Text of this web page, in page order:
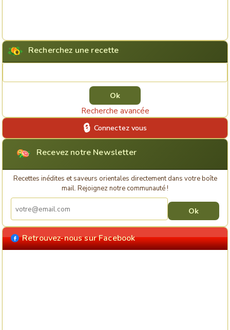
Recherchez une recette
Recherche avancée
Connectez vous
Recevez notre Newsletter
Recettes inédites et saveurs orientales directement dans votre boîte
mail. Rejoignez notre communauté !
Retrouvez-nous sur Facebook